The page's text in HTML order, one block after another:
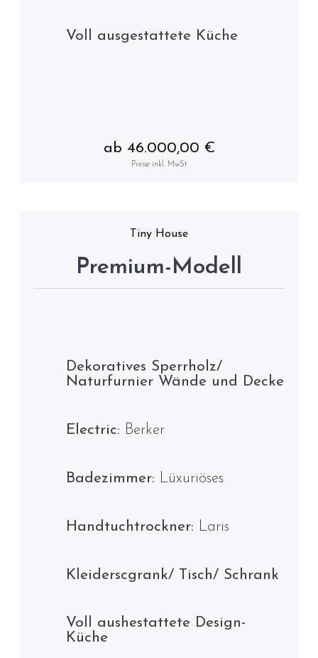
Voll ausgestattete Küche
ab 46.000,00 €
Preise inkl. MwSt
Tiny House
Premium-Modell
Dekoratives Sperrholz/
Naturfurnier Wände und Decke
Electric: Berker
Badezimmer: Lüxuriöses
Handtuchtrockner: Laris
Kleiderscgrank/ Tisch/ Schrank
Voll aushestattete Design-
Küche